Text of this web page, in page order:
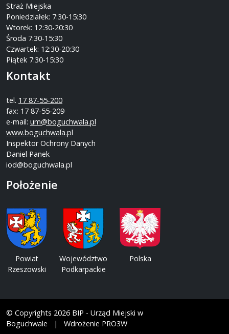
Straż Miejska
Poniedziałek: 7:30-15:30
Wtorek: 12:30-20:30
Środa 7:30-15:30
Czwartek: 12:30-20:30
Piątek 7:30-15:30
Kontakt
tel. 17 87-55-200
fax: 17 87-55-209
e-mail: um@boguchwala.pl
www.boguchwala.pl
Inspektor Ochrony Danych
Daniel Panek
iod@boguchwala.pl
Położenie
Powiat
Rzeszowski
Województwo
Podkarpackie
Polska
© Copyrights 2026 BIP - Urząd Miejski w
Boguchwale | Wdrożenie PRO3W